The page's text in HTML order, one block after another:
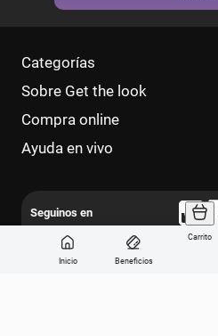
Inicio Beneficios
Carrito
Categorías
Sobre Get the look
Compra online
Ayuda en vivo